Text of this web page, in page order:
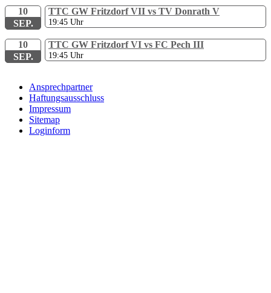
10
SEP.
TTC GW Fritzdorf VII vs TV Donrath V
19:45 Uhr
10
SEP.
TTC GW Fritzdorf VI vs FC Pech III
19:45 Uhr
Ansprechpartner
Haftungsausschluss
Impressum
Sitemap
Loginform